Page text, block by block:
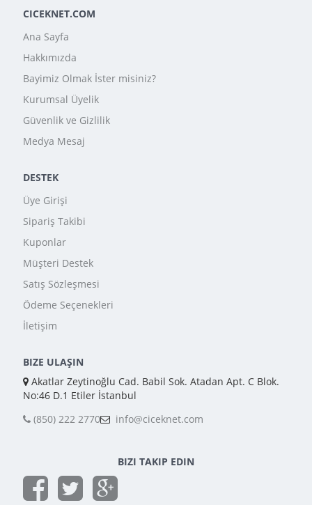
CICEKNET.COM
Ana Sayfa
Hakkımızda
Bayimiz Olmak İster misiniz?
Kurumsal Üyelik
Güvenlik ve Gizlilik
Medya Mesaj
DESTEK
Üye Girişi
Sipariş Takibi
Kuponlar
Müşteri Destek
Satış Sözleşmesi
Ödeme Seçenekleri
İletişim
BIZE ULAŞIN
Akatlar Zeytinoğlu Cad. Babil Sok. Atadan Apt. C Blok.
No:46 D.1 Etiler İstanbul
(850) 222 2770
info@ciceknet.com
BIZI TAKIP EDIN